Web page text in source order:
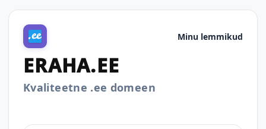
Minu lemmikud
ERAHA.EE
Kvaliteetne .ee domeen